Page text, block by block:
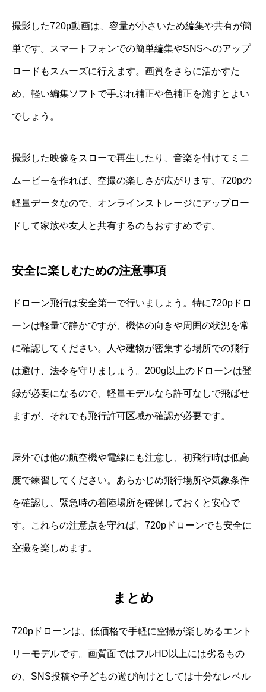
撮影した720p動画は、容量が小さいため編集や共有が簡
単です。スマートフォンでの簡単編集やSNSへのアップ
ロードもスムーズに行えます。画質をさらに活かすた
め、軽い編集ソフトで手ぶれ補正や色補正を施すとよい
でしょう。
撮影した映像をスローで再生したり、音楽を付けてミニ
ムービーを作れば、空撮の楽しさが広がります。720pの
軽量データなので、オンラインストレージにアップロー
ドして家族や友人と共有するのもおすすめです。
安全に楽しむための注意事項
ドローン飛行は安全第一で行いましょう。特に720pドロ
ーンは軽量で静かですが、機体の向きや周囲の状況を常
に確認してください。人や建物が密集する場所での飛行
は避け、法令を守りましょう。200g以上のドローンは登
録が必要になるので、軽量モデルなら許可なしで飛ばせ
ますが、それでも飛行許可区域か確認が必要です。
屋外では他の航空機や電線にも注意し、初飛行時は低高
度で練習してください。あらかじめ飛行場所や気象条件
を確認し、緊急時の着陸場所を確保しておくと安心で
す。これらの注意点を守れば、720pドローンでも安全に
空撮を楽しめます。
まとめ
720pドローンは、低価格で手軽に空撮が楽しめるエント
リーモデルです。画質面ではフルHD以上には劣るもの
の、SNS投稿や子どもの遊び向けとしては十分なレベル